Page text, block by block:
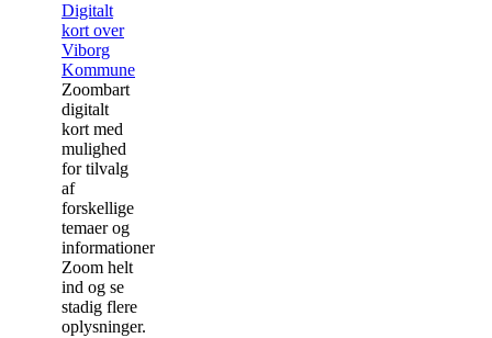
Digitalt
kort over
Viborg
Kommune
Zoombart
digitalt
kort med
mulighed
for tilvalg
af
forskellige
temaer og
informationer.
Zoom helt
ind og se
stadig flere
oplysninger.